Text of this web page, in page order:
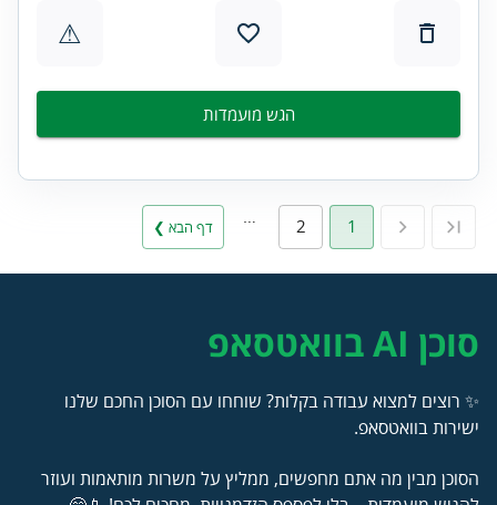
⚠
הגש מועמדות
1
2 דף הבא ❯
סוכן AI בוואטסאפ
✨ רוצים למצוא עבודה בקלות? שוחחו עם הסוכן החכם שלנו
ישירות בוואטסאפ.
הסוכן מבין מה אתם מחפשים, ממליץ על משרות מותאמות ועוזר